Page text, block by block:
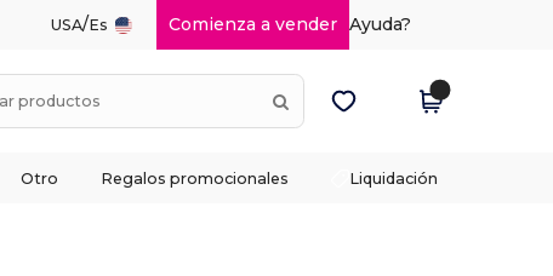
USA/Es Comienza a vender Ayuda?
Otro Regalos promocionales Liquidación